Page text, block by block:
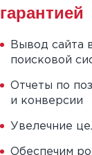
гарантией
Вывод сайта
поисковой
Отчеты по
и конверсии
Увелечние
Обеспечим